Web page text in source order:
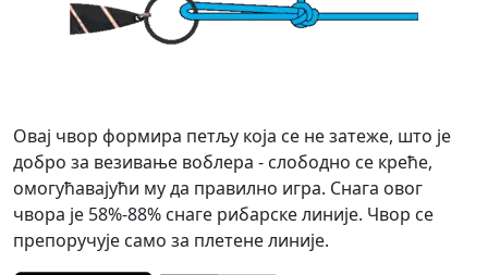
Овај чвор формира петљу која се не затеже, што је
добро за везивање воблера - слободно се креће,
омогућавајући му да правилно игра. Снага овог
чвора је 58%-88% снаге рибарске линије. Чвор се
препоручује само за плетене линије.